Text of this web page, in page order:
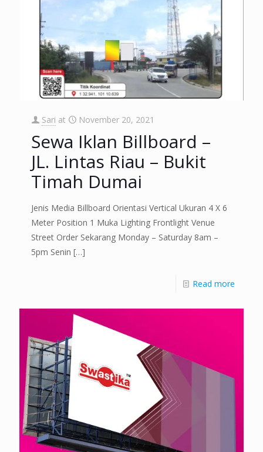
Sari at November 20, 2021
Sewa Iklan Billboard –
JL. Lintas Riau – Bukit
Timah Dumai
Jenis Media Billboard Orientasi Vertical Ukuran 4 X 6
Meter Position 1 Muka Lighting Frontlight Venue
Street Order Sekarang Monday – Saturday 8am –
5pm Senin […]
Read more